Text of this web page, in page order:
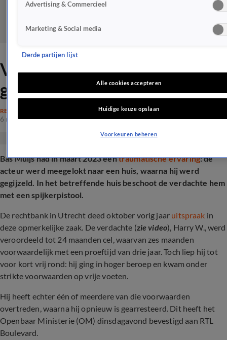
Verrassende wending in zaak
gijzeling Bas Muijs
RECHTSZAKEN
6 mei 2025, 18:37
Bas Muijs had in maart 2023 eentraumatische ervaring: de
acteur werd meegelokt naar een huis, waarna hij werd
gegijzeld. In het betreffende huis beschoot de verdachte hem
met een spijkerpistool.
De rechtbank in Utrecht deed oktober vorig jaar uitspraak in
deze opmerkelijke zaak. De verdachte (zie video), Harry W., werd
veroordeeld tot 24 maanden cel, waarvan zes maanden
voorwaardelijk met een proeftijd van drie jaar. Toch liep hij tot
voor kort vrij rond: hij ging in hoger beroep en kwam onder
strikte voorwaarden op vrije voeten.
Hij heeft echter één of meerdere van die voorwaarden
overtreden, waarna hij opnieuw is gearresteerd. Dit heeft het
Openbaar Ministerie (OM) dinsdagavond bevestigd aan RTL
Boulevard.
Advertising & Commercieel
Marketing & Social media
Derde partijen lijst
Alle cookies accepteren
Huidige keuze opslaan
Voorkeuren beheren